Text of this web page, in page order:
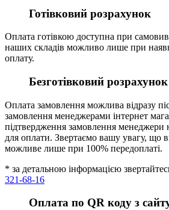
Готівковий розрахунок
Оплата готівкою доступна при
наших складів можливо лише при
оплату.
Безготівковий розрахунок
Оплата замовлення можлива відразу
замовлення менеджерами інтернет
підтвердження замовлення менеджери
для оплати. Звертаємо вашу увагу, що
можливе лише при 100% передоплаті.
* за детальною інформацією
321-68-16
Оплата по QR коду з